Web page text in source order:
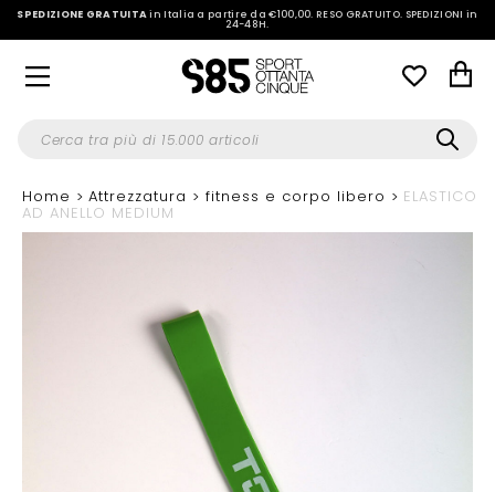
SPEDIZIONE GRATUITAin Italia a partire da €100,00.RESO GRATUITO. SPEDIZIONI in
24-48H.
Home Attrezzatura fitness e corpo libero ELASTICO
AD ANELLO MEDIUM